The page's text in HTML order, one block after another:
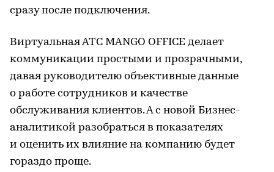
сразу после подключения.
Виртуальная АТС MANGO OFFICE делает
коммуникации простыми и прозрачными,
давая руководителю объективные данные
о работе сотрудников и качестве
обслуживания клиентов. А с новой Бизнес-
аналитикой разобраться в показателях
и оценить их влияние на компанию будет
гораздо проще.